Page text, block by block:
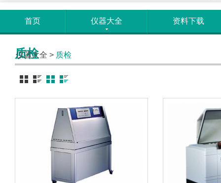
首页 仪器大全 资料下载
仪器大全 > 质检
质检